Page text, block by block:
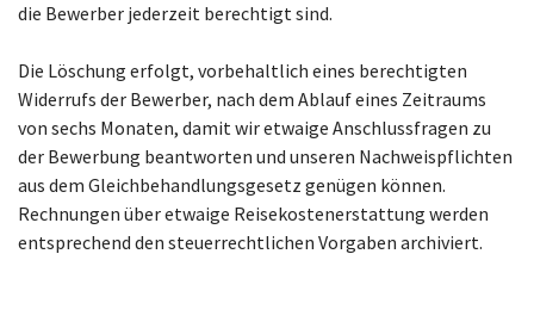
die Bewerber jederzeit berechtigt sind.
Die Löschung erfolgt, vorbehaltlich eines berechtigten
Widerrufs der Bewerber, nach dem Ablauf eines Zeitraums
von sechs Monaten, damit wir etwaige Anschlussfragen zu
der Bewerbung beantworten und unseren Nachweispflichten
aus dem Gleichbehandlungsgesetz genügen können.
Rechnungen über etwaige Reisekostenerstattung werden
entsprechend den steuerrechtlichen Vorgaben archiviert.